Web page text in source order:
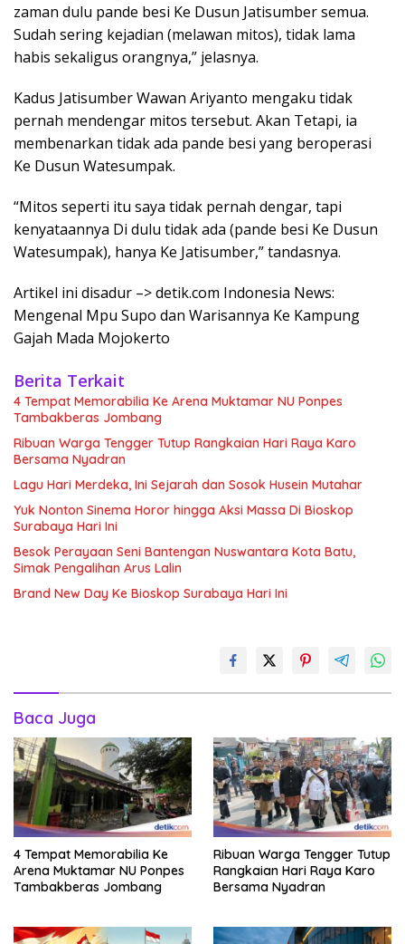
zaman dulu pande besi Ke Dusun Jatisumber semua.
Sudah sering kejadian (melawan mitos), tidak lama
habis sekaligus orangnya,” jelasnya.
Kadus Jatisumber Wawan Ariyanto mengaku tidak
pernah mendengar mitos tersebut. Akan Tetapi, ia
membenarkan tidak ada pande besi yang beroperasi
Ke Dusun Watesumpak.
“Mitos seperti itu saya tidak pernah dengar, tapi
kenyataannya Di dulu tidak ada (pande besi Ke Dusun
Watesumpak), hanya Ke Jatisumber,” tandasnya.
Artikel ini disadur –> detik.com Indonesia News:
Mengenal Mpu Supo dan Warisannya Ke Kampung
Gajah Mada Mojokerto
Berita Terkait
4 Tempat Memorabilia Ke Arena Muktamar NU Ponpes
Tambakberas Jombang
Ribuan Warga Tengger Tutup Rangkaian Hari Raya Karo
Bersama Nyadran
Lagu Hari Merdeka, Ini Sejarah dan Sosok Husein Mutahar
Yuk Nonton Sinema Horor hingga Aksi Massa Di Bioskop
Surabaya Hari Ini
Besok Perayaan Seni Bantengan Nuswantara Kota Batu,
Simak Pengalihan Arus Lalin
Brand New Day Ke Bioskop Surabaya Hari Ini
Baca Juga
4 Tempat Memorabilia Ke
Arena Muktamar NU Ponpes
Tambakberas Jombang
Ribuan Warga Tengger Tutup
Rangkaian Hari Raya Karo
Bersama Nyadran